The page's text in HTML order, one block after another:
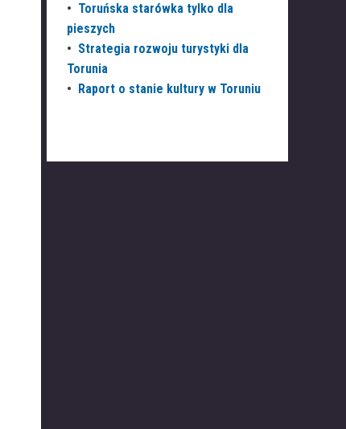
• Toruńska starówka tylko dla
pieszych
• Strategia rozwoju turystyki dla
Torunia
•
Raport o stanie kultury w Toruniu